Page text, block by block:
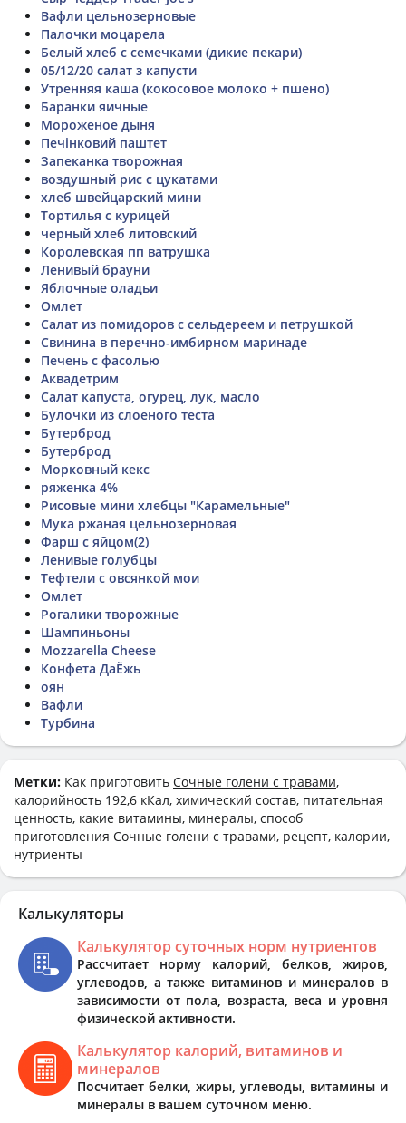
Вафли цельнозерновые
Палочки моцарела
Белый хлеб с семечками (дикие пекари)
05/12/20 салат з капусти
Утренняя каша (кокосовое молоко + пшено)
Баранки яичные
Мороженое дыня
Печінковий паштет
Запеканка творожная
воздушный рис с цукатами
хлеб швейцарский мини
Тортилья с курицей
черный хлеб литовский
Королевская пп ватрушка
Ленивый брауни
Яблочные оладьи
Омлет
Салат из помидоров с сельдереем и петрушкой
Свинина в перечно-имбирном маринаде
Печень с фасолью
Аквадетрим
Салат капуста, огурец, лук, масло
Булочки из слоеного теста
Бутерброд
Бутерброд
Морковный кекс
ряженка 4%
Рисовые мини хлебцы "Карамельные"
Мука ржаная цельнозерновая
Фарш с яйцом(2)
Ленивые голубцы
Тефтели с овсянкой мои
Омлет
Рогалики творожные
Шампиньоны
Mozzarella Cheese
Конфета ДаЁжь
оян
Вафли
Турбина
Метки: Как приготовить Сочные голени с травами,
калорийность 192,6 кКал, химический состав, питательная
ценность, какие витамины, минералы, способ
приготовления Сочные голени с травами, рецепт, калории,
нутриенты
Калькуляторы
Калькулятор суточных норм нутриентов
Рассчитает норму калорий, белков, жиров,
углеводов, а также витаминов и минералов в
зависимости от пола, возраста, веса и уровня
физической активности.
Калькулятор калорий, витаминов и
минералов
Посчитает белки, жиры, углеводы, витамины и
минералы в вашем суточном меню.